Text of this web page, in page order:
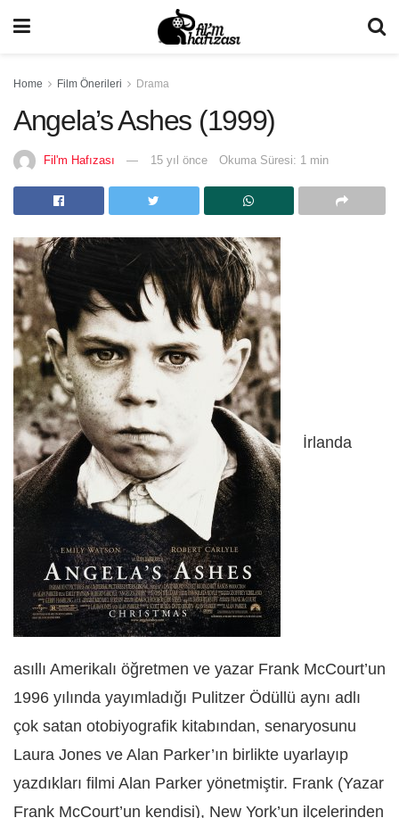
Home Film Önerileri Drama
Angela’s Ashes (1999)
Fil'm Hafızası 15 yıl önce Okuma Süresi: 1 min
İrlanda
asıllı Amerikalı öğretmen ve yazar Frank McCourt’un
1996 yılında yayımladığı Pulitzer Ödüllü aynı adlı
çok satan otobiyografik kitabından, senaryosunu
Laura Jones ve Alan Parker’ın birlikte uyarlayıp
yazdıkları filmi Alan Parker yönetmiştir. Frank (Yazar
Frank McCourt’un kendisi), New York’un ilçelerinden